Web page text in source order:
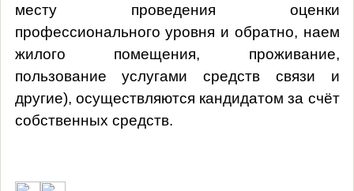
месту проведения оценки
профессионального уровня и обратно, наем
жилого помещения, проживание,
пользование услугами средств связи и
другие), осуществляются кандидатом за счёт
собственных средств.